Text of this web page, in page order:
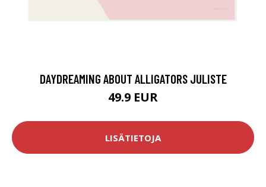
DAYDREAMING ABOUT ALLIGATORS JULISTE
49.9 EUR
LISÄTIETOJA